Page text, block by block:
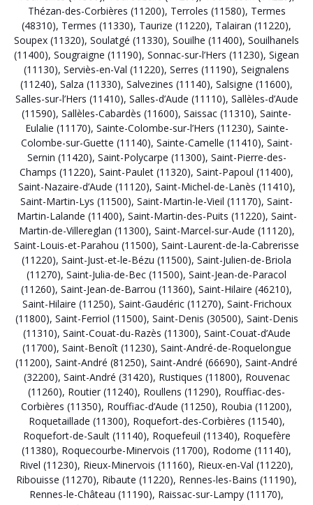
Thézan-des-Corbières (11200), Terroles (11580), Termes
(48310), Termes (11330), Taurize (11220), Talairan (11220),
Soupex (11320), Soulatgé (11330), Souilhe (11400), Souilhanels
(11400), Sougraigne (11190), Sonnac-sur-l’Hers (11230), Sigean
(11130), Serviès-en-Val (11220), Serres (11190), Seignalens
(11240), Salza (11330), Salvezines (11140), Salsigne (11600),
Salles-sur-l’Hers (11410), Salles-d’Aude (11110), Sallèles-d’Aude
(11590), Sallèles-Cabardès (11600), Saissac (11310), Sainte-
Eulalie (11170), Sainte-Colombe-sur-l’Hers (11230), Sainte-
Colombe-sur-Guette (11140), Sainte-Camelle (11410), Saint-
Sernin (11420), Saint-Polycarpe (11300), Saint-Pierre-des-
Champs (11220), Saint-Paulet (11320), Saint-Papoul (11400),
Saint-Nazaire-d’Aude (11120), Saint-Michel-de-Lanès (11410),
Saint-Martin-Lys (11500), Saint-Martin-le-Vieil (11170), Saint-
Martin-Lalande (11400), Saint-Martin-des-Puits (11220), Saint-
Martin-de-Villereglan (11300), Saint-Marcel-sur-Aude (11120),
Saint-Louis-et-Parahou (11500), Saint-Laurent-de-la-Cabrerisse
(11220), Saint-Just-et-le-Bézu (11500), Saint-Julien-de-Briola
(11270), Saint-Julia-de-Bec (11500), Saint-Jean-de-Paracol
(11260), Saint-Jean-de-Barrou (11360), Saint-Hilaire (46210),
Saint-Hilaire (11250), Saint-Gaudéric (11270), Saint-Frichoux
(11800), Saint-Ferriol (11500), Saint-Denis (30500), Saint-Denis
(11310), Saint-Couat-du-Razès (11300), Saint-Couat-d’Aude
(11700), Saint-Benoît (11230), Saint-André-de-Roquelongue
(11200), Saint-André (81250), Saint-André (66690), Saint-André
(32200), Saint-André (31420), Rustiques (11800), Rouvenac
(11260), Routier (11240), Roullens (11290), Rouffiac-des-
Corbières (11350), Rouffiac-d’Aude (11250), Roubia (11200),
Roquetaillade (11300), Roquefort-des-Corbières (11540),
Roquefort-de-Sault (11140), Roquefeuil (11340), Roquefère
(11380), Roquecourbe-Minervois (11700), Rodome (11140),
Rivel (11230), Rieux-Minervois (11160), Rieux-en-Val (11220),
Ribouisse (11270), Ribaute (11220), Rennes-les-Bains (11190),
Rennes-le-Château (11190), Raissac-sur-Lampy (11170),